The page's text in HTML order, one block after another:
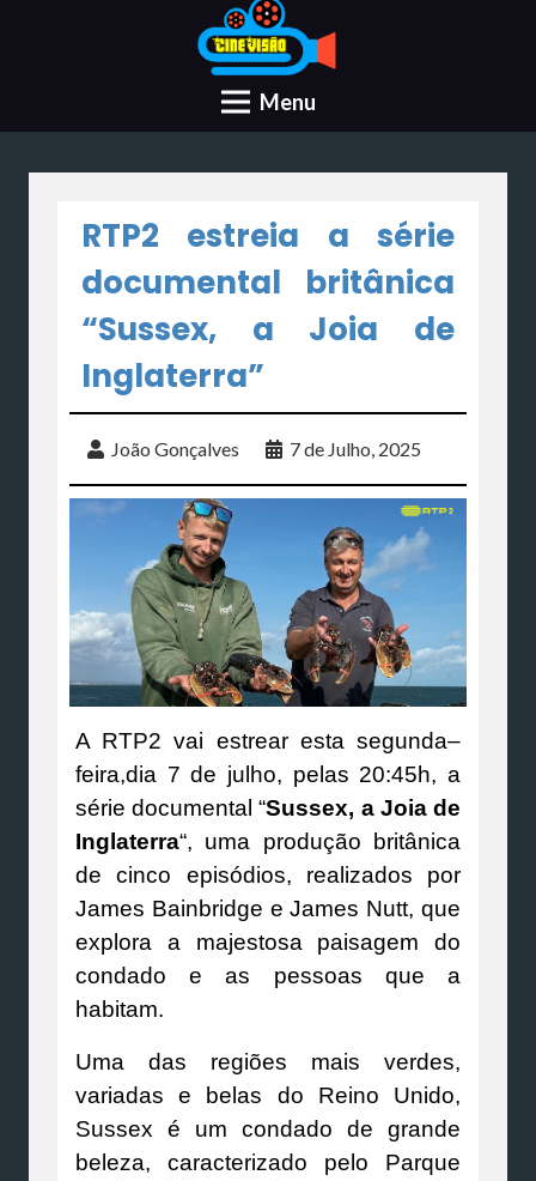
Menu
RTP2 estreia a série
documental britânica
“Sussex, a Joia de
Inglaterra”
João Gonçalves 7 de Julho, 2025
A RTP2 vai estrear esta segunda–
feira,dia 7 de julho, pelas 20:45h, a
série documental “Sussex, a Joia de
Inglaterra“, uma produção britânica
de cinco episódios, realizados por
James Bainbridge e James Nutt, que
explora a majestosa paisagem do
condado e as pessoas que a
habitam.
Uma das regiões mais verdes,
variadas e belas do Reino Unido,
Sussex é um condado de grande
beleza, caracterizado pelo Parque